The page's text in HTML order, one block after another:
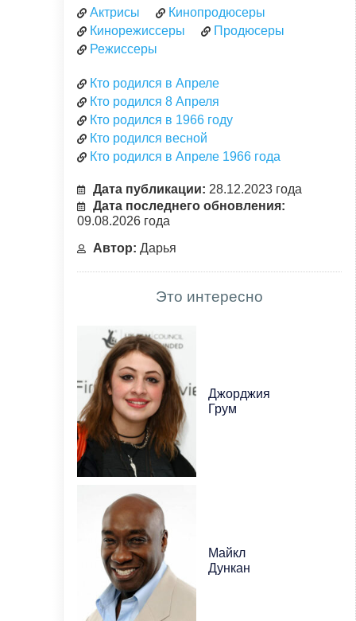
Актрисы
Кинопродюсеры
Кинорежиссеры
Продюсеры
Режиссеры
Кто родился в Апреле
Кто родился 8 Апреля
Кто родился в 1966 году
Кто родился весной
Кто родился в Апреле 1966 года
Дата публикации: 28.12.2023 года
Дата последнего обновления:
09.08.2026 года
Автор: Дарья
Это интересно
Джорджия
Грум
Майкл
Дункан